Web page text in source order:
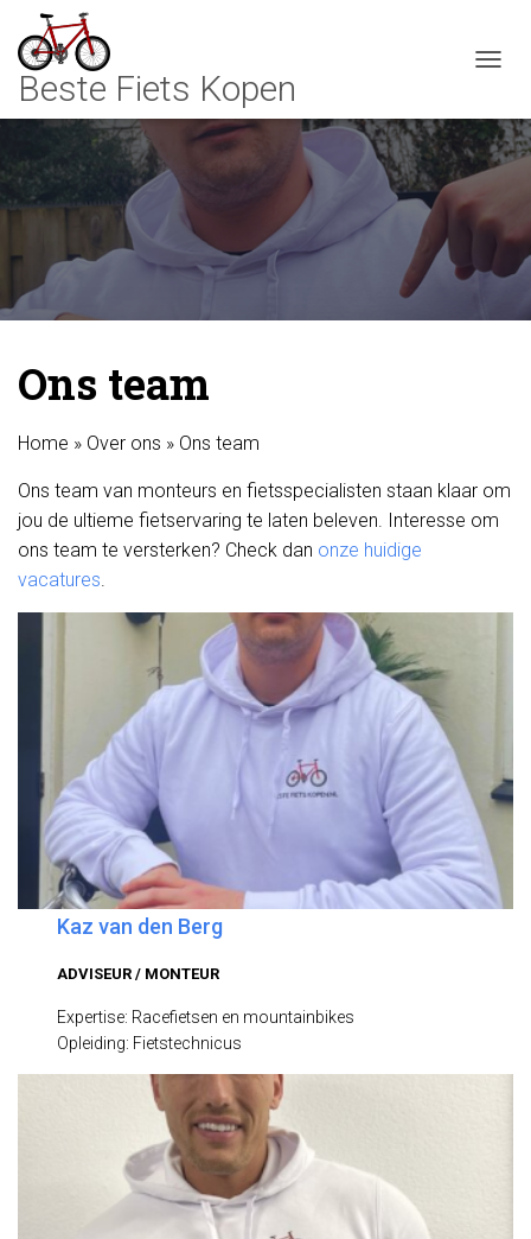
Ons team
Home » Over ons » Ons team
Ons team van monteurs en fietsspecialisten staan klaar om
jou de ultieme fietservaring te laten beleven. Interesse om
ons team te versterken? Check dan onze huidige
vacatures.
Kaz van den Berg
ADVISEUR / MONTEUR
Expertise: Racefietsen en mountainbikes
Opleiding: Fietstechnicus